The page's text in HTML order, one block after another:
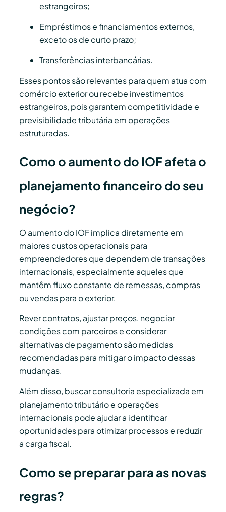
estrangeiros;
Empréstimos e financiamentos externos,
exceto os de curto prazo;
Transferências interbancárias.
Esses pontos são relevantes para quem atua com
comércio exterior ou recebe investimentos
estrangeiros, pois garantem competitividade e
previsibilidade tributária em operações
estruturadas.
Como o aumento do IOF afeta o
planejamento financeiro do seu
negócio?
O aumento do IOF implica diretamente em
maiores custos operacionais para
empreendedores que dependem de transações
internacionais, especialmente aqueles que
mantêm fluxo constante de remessas, compras
ou vendas para o exterior.
Rever contratos, ajustar preços, negociar
condições com parceiros e considerar
alternativas de pagamento são medidas
recomendadas para mitigar o impacto dessas
mudanças.
Além disso, buscar consultoria especializada em
planejamento tributário e operações
internacionais pode ajudar a identificar
oportunidades para otimizar processos e reduzir
a carga fiscal.
Como se preparar para as novas
regras?